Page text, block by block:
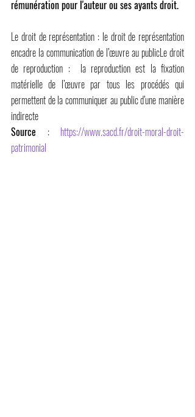
rémunération pour l'auteur ou ses ayants droit.
Le droit de représentation : le droit de représentation
encadre la communication de l’œuvre au publicLe droit
de reproduction :  la reproduction est la fixation
matérielle de l’œuvre par tous les procédés qui
permettent de la communiquer au public d’une manière
indirecte
Source : https://www.sacd.fr/droit-moral-droit-
patrimonial